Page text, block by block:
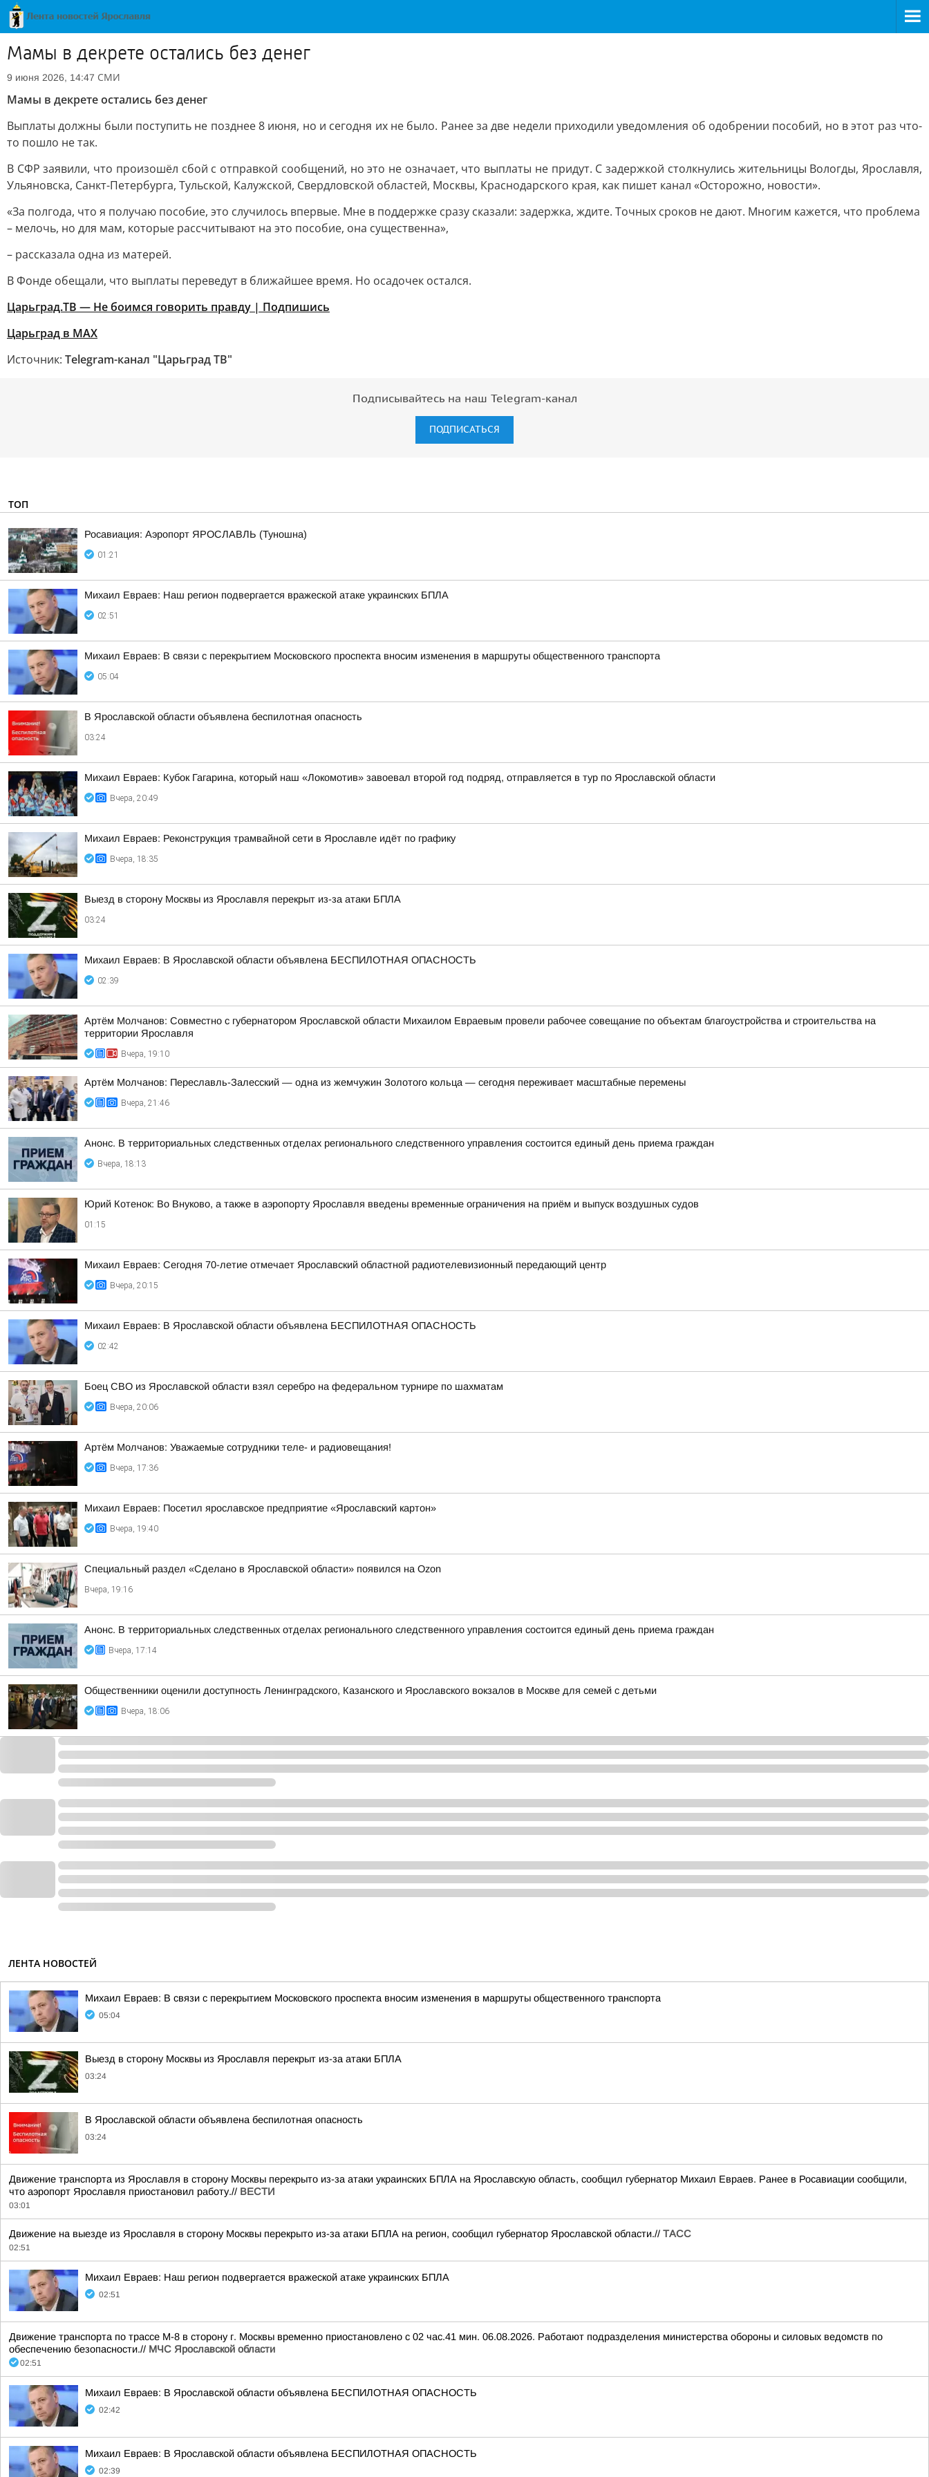
Мамы в декрете остались без денег
9 июня 2026, 14:47 СМИ
Мамы в декрете остались без денег
Выплаты должны были поступить не позднее 8 июня, но и сегодня их не было. Ранее за две недели приходили уведомления об одобрении пособий, но в этот раз что-
то пошло не так.
В СФР заявили, что произошёл сбой с отправкой сообщений, но это не означает, что выплаты не придут. С задержкой столкнулись жительницы Вологды, Ярославля,
Ульяновска, Санкт-Петербурга, Тульской, Калужской, Свердловской областей, Москвы, Краснодарского края, как пишет канал «Осторожно, новости».
«За полгода, что я получаю пособие, это случилось впервые. Мне в поддержке сразу сказали: задержка, ждите. Точных сроков не дают. Многим кажется, что проблема
– мелочь, но для мам, которые рассчитывают на это пособие, она существенна»,
– рассказала одна из матерей.
В Фонде обещали, что выплаты переведут в ближайшее время. Но осадочек остался.
Царьград.ТВ — Не боимся говорить правду | Подпишись
Царьград в МАХ
Источник: Telegram-канал "Царьград ТВ"
Подписывайтесь на наш Telegram-канал
ПОДПИСАТЬСЯ
ТОП
Росавиация: Аэропорт ЯРОСЛАВЛЬ (Туношна)
01:21
Михаил Евраев: Наш регион подвергается вражеской атаке украинских БПЛА
02:51
Михаил Евраев: В связи с перекрытием Московского проспекта вносим изменения в маршруты общественного транспорта
05:04
В Ярославской области объявлена беспилотная опасность
03:24
Михаил Евраев: Кубок Гагарина, который наш «Локомотив» завоевал второй год подряд, отправляется в тур по Ярославской области
Вчера, 20:49
Михаил Евраев: Реконструкция трамвайной сети в Ярославле идёт по графику
Вчера, 18:35
Выезд в сторону Москвы из Ярославля перекрыт из-за атаки БПЛА
03:24
Михаил Евраев: В Ярославской области объявлена БЕСПИЛОТНАЯ ОПАСНОСТЬ
02:39
Артём Молчанов: Совместно с губернатором Ярославской области Михаилом Евраевым провели рабочее совещание по объектам благоустройства и строительства на
территории Ярославля
Вчера, 19:10
Артём Молчанов: Переславль-Залесский — одна из жемчужин Золотого кольца — сегодня переживает масштабные перемены
Вчера, 21:46
Анонс. В территориальных следственных отделах регионального следственного управления состоится единый день приема граждан
Вчера, 18:13
Юрий Котенок: Во Внуково, а также в аэропорту Ярославля введены временные ограничения на приём и выпуск воздушных судов
01:15
Михаил Евраев: Сегодня 70-летие отмечает Ярославский областной радиотелевизионный передающий центр
Вчера, 20:15
Михаил Евраев: В Ярославской области объявлена БЕСПИЛОТНАЯ ОПАСНОСТЬ
02:42
Боец СВО из Ярославской области взял серебро на федеральном турнире по шахматам
Вчера, 20:06
Артём Молчанов: Уважаемые сотрудники теле- и радиовещания!
Вчера, 17:36
Михаил Евраев: Посетил ярославское предприятие «Ярославский картон»
Вчера, 19:40
Специальный раздел «Сделано в Ярославской области» появился на Ozon
Вчера, 19:16
Анонс. В территориальных следственных отделах регионального следственного управления состоится единый день приема граждан
Вчера, 17:14
Общественники оценили доступность Ленинградского, Казанского и Ярославского вокзалов в Москве для семей с детьми
Вчера, 18:06
ЛЕНТА НОВОСТЕЙ
Михаил Евраев: В связи с перекрытием Московского проспекта вносим изменения в маршруты общественного транспорта
05:04
Выезд в сторону Москвы из Ярославля перекрыт из-за атаки БПЛА
03:24
В Ярославской области объявлена беспилотная опасность
03:24
Движение транспорта из Ярославля в сторону Москвы перекрыто из-за атаки украинских БПЛА на Ярославскую область, сообщил губернатор Михаил Евраев. Ранее в Росавиации сообщили,
что аэропорт Ярославля приостановил работу.// ВЕСТИ
03:01
Движение на выезде из Ярославля в сторону Москвы перекрыто из-за атаки БПЛА на регион, сообщил губернатор Ярославской области.// ТАСС
02:51
Михаил Евраев: Наш регион подвергается вражеской атаке украинских БПЛА
02:51
Движение транспорта по трассе М-8 в сторону г. Москвы временно приостановлено с 02 час.41 мин. 06.08.2026. Работают подразделения министерства обороны и силовых ведомств по
обеспечению безопасности.// МЧС Ярославской области
02:51
Михаил Евраев: В Ярославской области объявлена БЕСПИЛОТНАЯ ОПАСНОСТЬ
02:42
Михаил Евраев: В Ярославской области объявлена БЕСПИЛОТНАЯ ОПАСНОСТЬ
02:39